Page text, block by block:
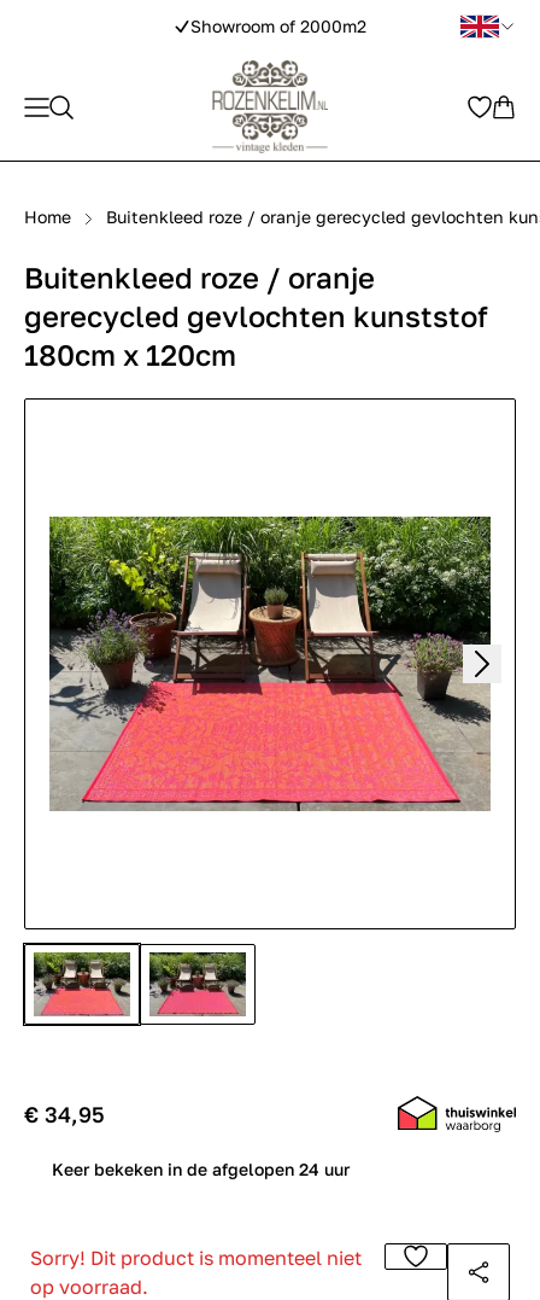
Showroom of 2000m2
Home Buitenkleed roze / oranje gerecycled gevlochten
Buitenkleed roze / oranje
gerecycled gevlochten kunststof
180cm x 120cm
€ 34,95
Keer bekeken in de afgelopen 24 uur
Sorry! Dit product is momenteel niet
op voorraad.